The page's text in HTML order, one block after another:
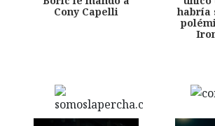
Cony Capelli
habría